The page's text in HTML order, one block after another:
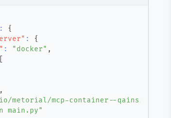
:
{
:
{
: "docker" ,
,
metorial/mcp-container--qainsights--
main.py"